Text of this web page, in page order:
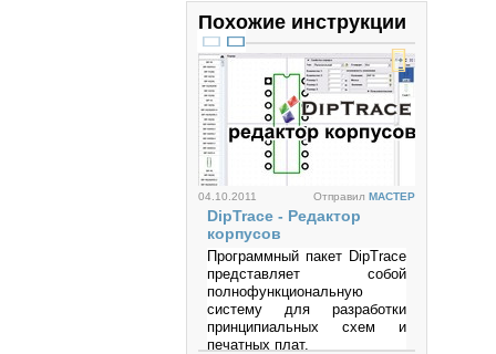
Похожие инструкции
04.10.2011 Отправил MACTEP
DipTrace - Редактор
корпусов
Программный пакет DipTrace
представляет собой
полнофункциональную
систему для разработки
принципиальных схем и
печатных плат.